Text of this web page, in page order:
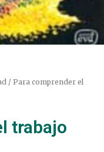
/ Para comprender el
trabajo